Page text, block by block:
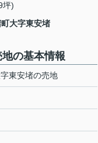
坪)
大字東安堵
の基本情報
東安堵の売地